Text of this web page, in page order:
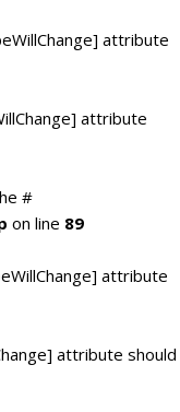
attribute
attribute
#
on line 89
attribute
attribute should